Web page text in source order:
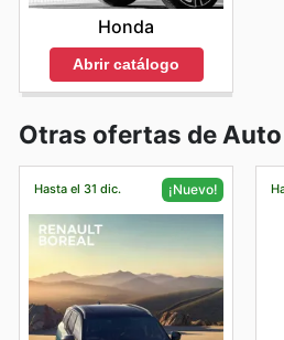
Honda
Abrir catálogo
Otras ofertas de
Hasta el 31 dic. ¡Nuevo!